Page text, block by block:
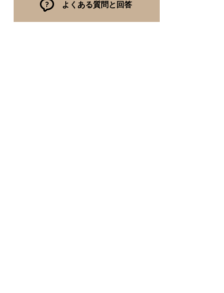
よくある質問と回答